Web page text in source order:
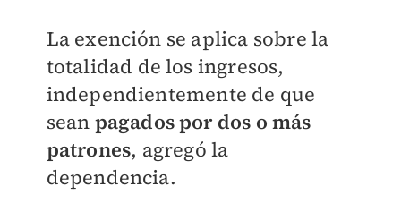
La exención se aplica sobre la
totalidad de los ingresos,
independientemente de que
sean pagados por dos o más
patrones, agregó la
dependencia.